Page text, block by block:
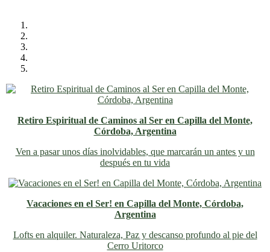
Retiro Espiritual de Caminos al Ser en Capilla del Monte,
Córdoba, Argentina
Ven a pasar unos días inolvidables, que marcarán un antes y un
después en tu vida
Vacaciones en el Ser! en Capilla del Monte, Córdoba,
Argentina
Lofts en alquiler. Naturaleza, Paz y descanso profundo al pie del
Cerro Uritorco